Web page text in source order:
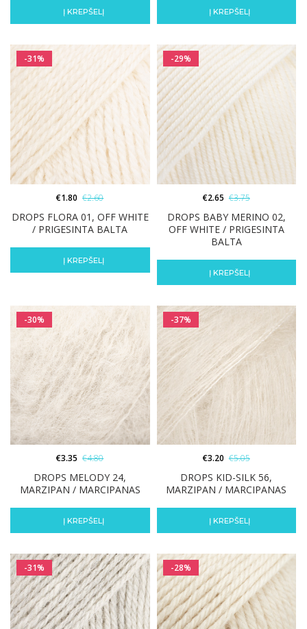
Į KREPŠELĮ Į KREPŠELĮ
-31%
DROPS FLORA 01, OFF WHITE
/ PRIGESINTA BALTA
€1.80 €2.60
Į KREPŠELĮ
-29%
DROPS BABY MERINO 02,
OFF WHITE / PRIGESINTA
BALTA
€2.65 €3.75
Į KREPŠELĮ
-30%
DROPS MELODY 24,
MARZIPAN / MARCIPANAS
€3.35 €4.80
Į KREPŠELĮ
-37%
DROPS KID-SILK 56,
MARZIPAN / MARCIPANAS
€3.20 €5.05
Į KREPŠELĮ
-31% -28%